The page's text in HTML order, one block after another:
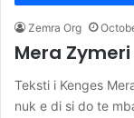
Zemra Org
Mera
Teksti i Kenges
nuk e di si do te